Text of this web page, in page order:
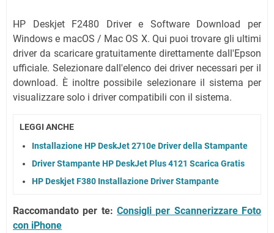
HP Deskjet F2480 Driver e Software Download per
Windows e macOS / Mac OS X. Qui puoi trovare gli ultimi
driver da scaricare gratuitamente direttamente dall'Epson
ufficiale. Selezionare dall'elenco dei driver necessari per il
download. È inoltre possibile selezionare il sistema per
visualizzare solo i driver compatibili con il sistema.
LEGGI ANCHE
Installazione HP DeskJet 2710e Driver della Stampante
Driver Stampante HP DeskJet Plus 4121 Scarica Gratis
HP Deskjet F380 Installazione Driver Stampante
Raccomandato per te: Consigli per Scannerizzare Foto
con iPhone